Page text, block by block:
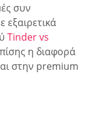
συν
εξαιρετικά
Tinder vs
η διαφορά
στην premium